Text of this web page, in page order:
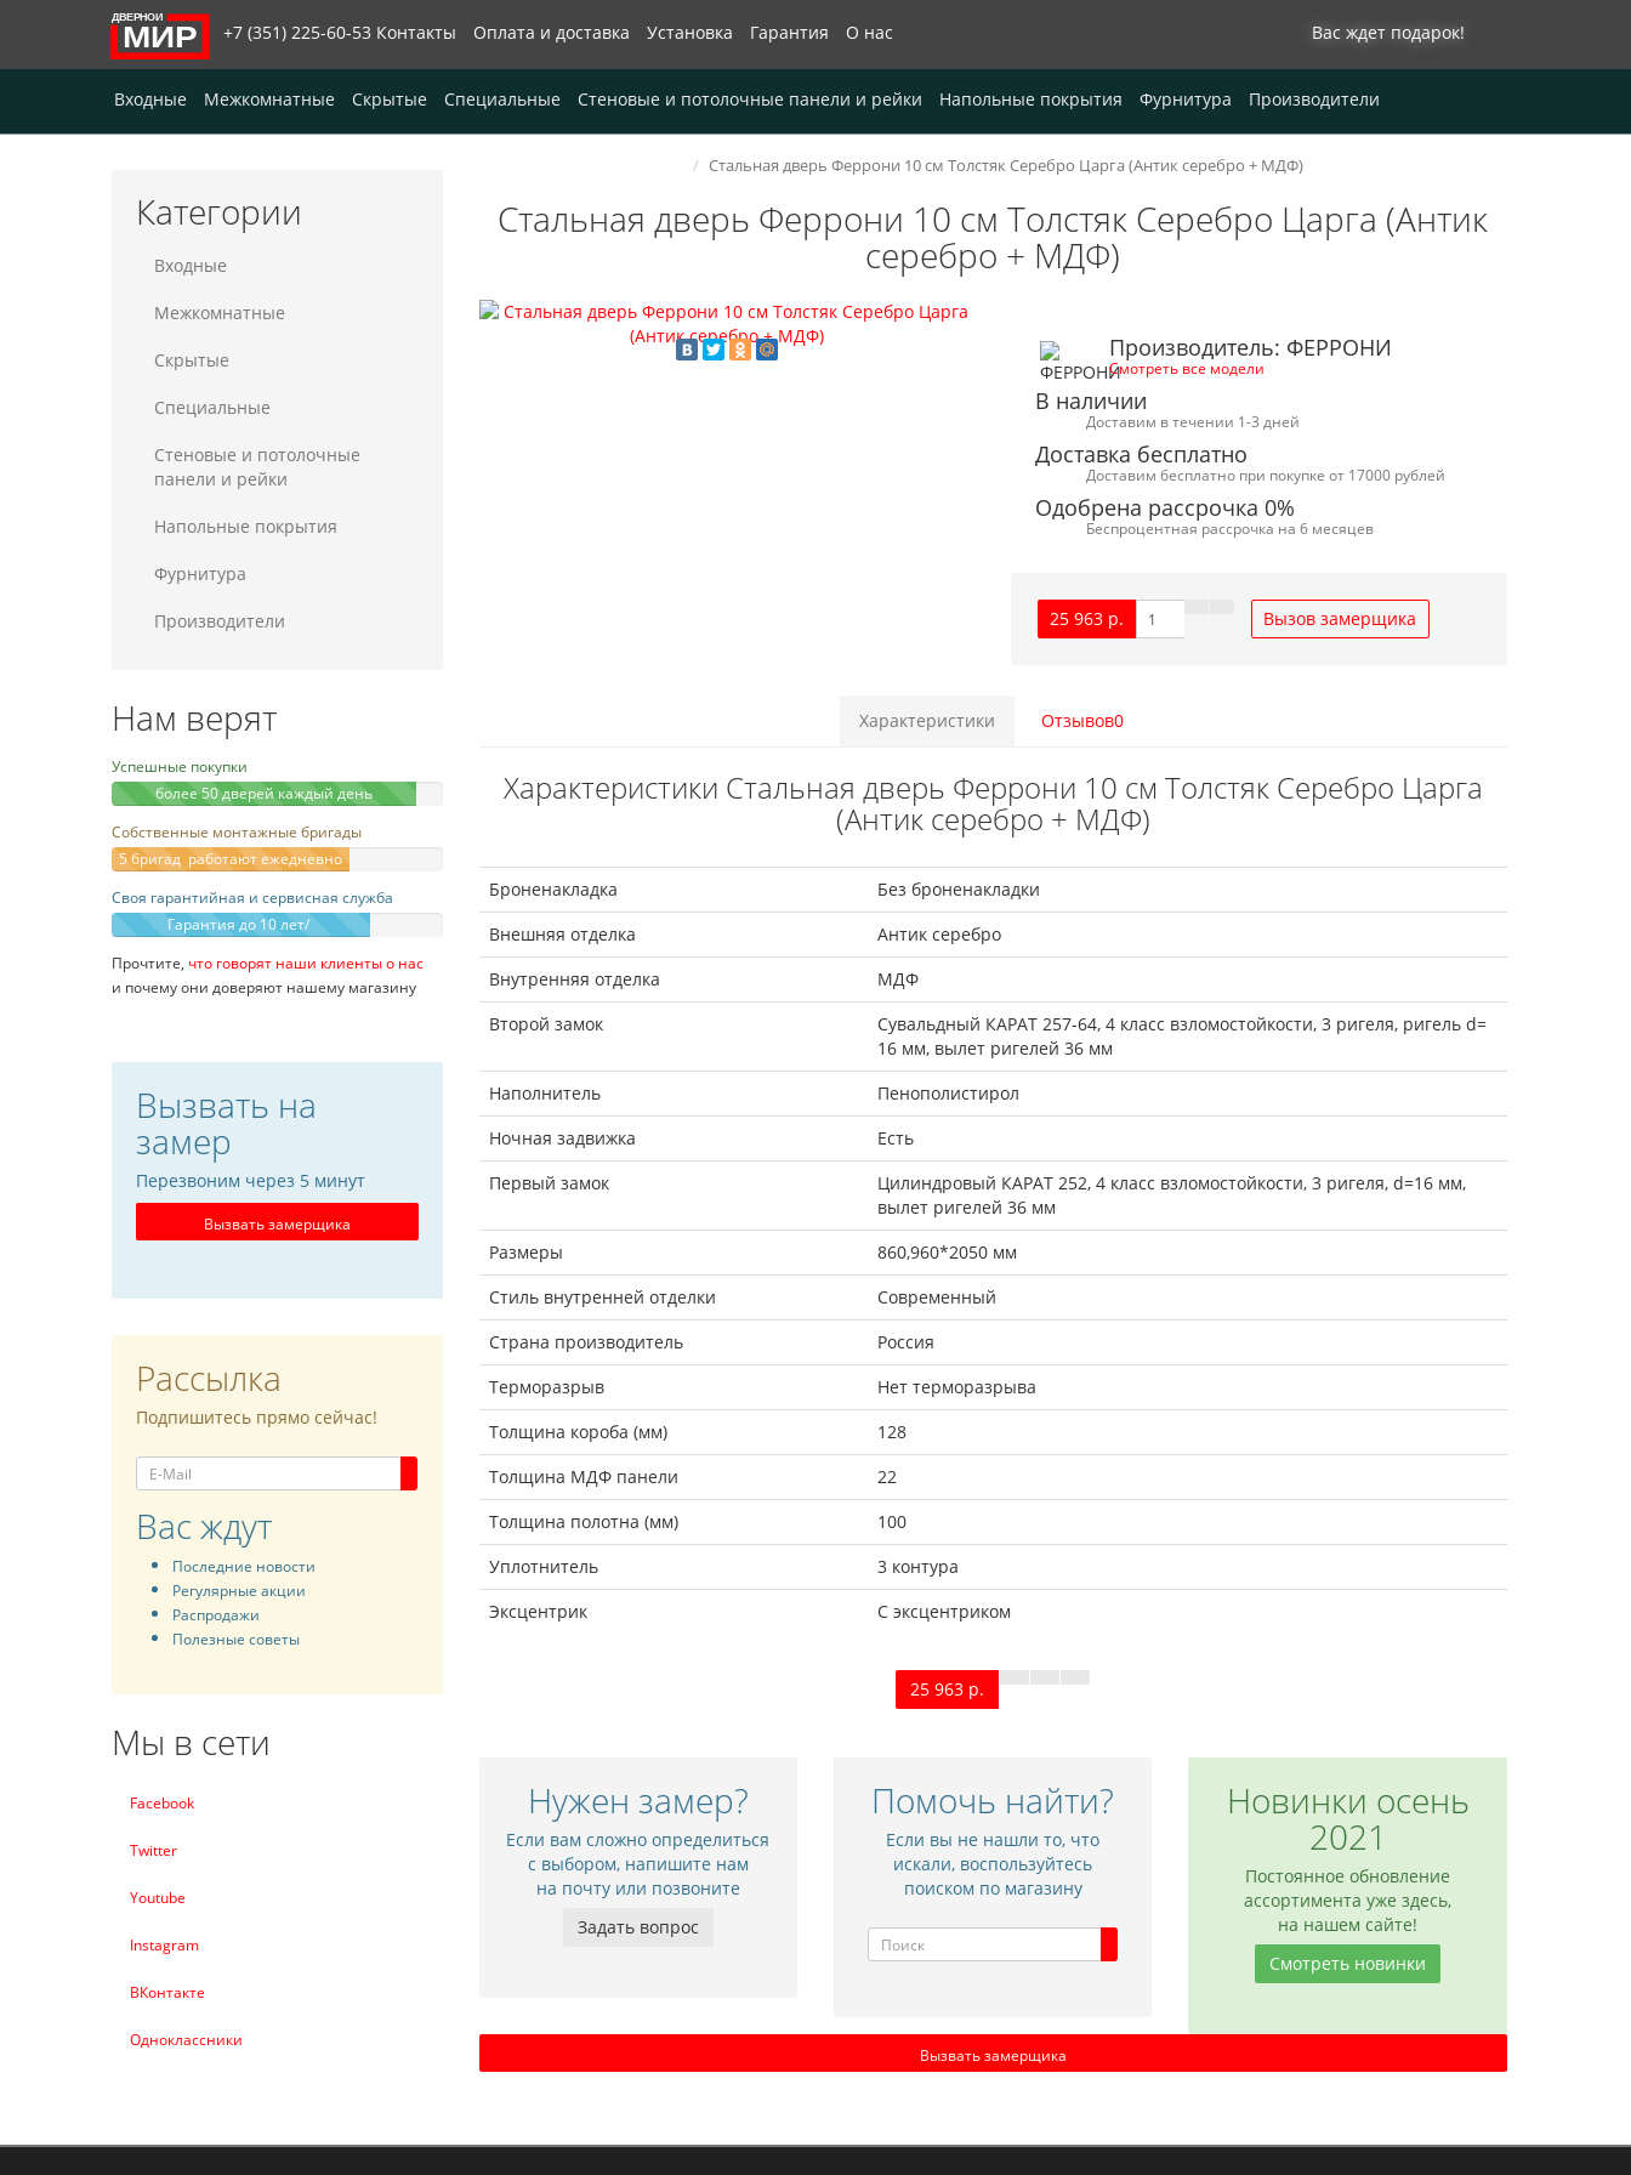
+7 (351) 225-60-53 Контакты Оплата и доставка Установка Гарантия О нас Вас ждет подарок!
Входные Межкомнатные Скрытые Специальные Стеновые и потолочные панели и рейки Напольные покрытия Фурнитура Производители
Категории
Входные
Межкомнатные
Скрытые
Специальные
Стеновые и потолочные
панели и рейки
Напольные покрытия
Фурнитура
Производители
Нам верят
Успешные покупки
более 50 дверей каждый день
Собственные монтажные бригады
5 бригад работают ежедневно
Своя гарантийная и сервисная служба
Гарантия до 10 лет/
Прочтите, что говорят наши клиенты о нас
и почему они доверяют нашему магазину
Вызвать на
замер
Перезвоним через 5 минут
Вызвать замерщика
Рассылка
Подпишитесь прямо сейчас!
Вас ждут
Последние новости
Регулярные акции
Распродажи
Полезные советы
Мы в сети
Facebook
Twitter
Youtube
Instagram
ВКонтакте
Одноклассники
Стальная дверь Феррони 10 см Толстяк Серебро Царга (Антик серебро + МДФ)
Стальная дверь Феррони 10 см Толстяк Серебро Царга (Антик
серебро + МДФ)
Производитель: ФЕРРОНИ
Смотреть все модели
В наличии
Доставим в течении 1-3 дней
Доставка бесплатно
Доставим бесплатно при покупке от 17000 рублей
Одобрена рассрочка 0%
Беспроцентная рассрочка на 6 месяцев
25 963 р. Вызов замерщика
Характеристики Отзывов0
Характеристики Стальная дверь Феррони 10 см Толстяк Серебро Царга
(Антик серебро + МДФ)
Броненакладка
Без броненакладки
Внешняя отделка
Антик серебро
Внутренняя отделка
МДФ
Второй замок
Сувальдный КАРАТ 257-64, 4 класс взломостойкости, 3 ригеля, ригель d=
16 мм, вылет ригелей 36 мм
Наполнитель
Пенополистирол
Ночная задвижка
Есть
Первый замок
Цилиндровый КАРАТ 252, 4 класс взломостойкости, 3 ригеля, d=16 мм,
вылет ригелей 36 мм
Размеры
860,960*2050 мм
Стиль внутренней отделки
Современный
Страна производитель
Россия
Терморазрыв
Нет терморазрыва
Толщина короба (мм)
128
Толщина МДФ панели
22
Толщина полотна (мм)
100
Уплотнитель
3 контура
Эксцентрик
С эксцентриком
25 963 р.
Нужен замер?
Если вам сложно определиться
с выбором, напишите нам
на почту или позвоните
Задать вопрос
Помочь найти?
Если вы не нашли то, что
искали, воспользуйтесь
поиском по магазину
Новинки осень
2021
Постоянное обновление
ассортимента уже здесь,
на нашем сайте!
Смотреть новинки
Вызвать замерщика